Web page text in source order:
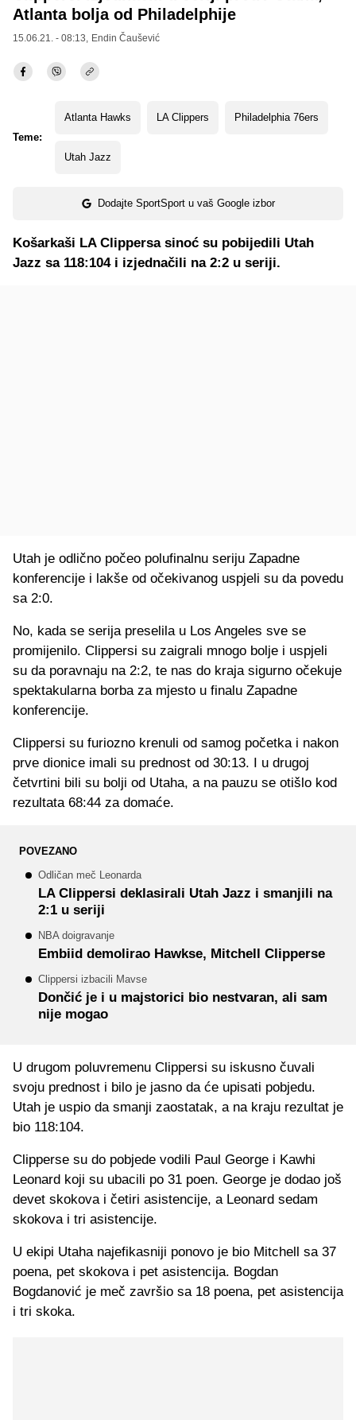
Atlanta bolja od Philadelphije
15.06.21. - 08:13, Endin Čaušević
Teme:
Atlanta Hawks LA Clippers Philadelphia 76ers
Utah Jazz
Dodajte SportSport u vaš Google izbor
Košarkaši LA Clippersa sinoć su pobijedili Utah
Jazz sa 118:104 i izjednačili na 2:2 u seriji.
Utah je odlično počeo polufinalnu seriju Zapadne
konferencije i lakše od očekivanog uspjeli su da povedu
sa 2:0.
No, kada se serija preselila u Los Angeles sve se
promijenilo. Clippersi su zaigrali mnogo bolje i uspjeli
su da poravnaju na 2:2, te nas do kraja sigurno očekuje
spektakularna borba za mjesto u finalu Zapadne
konferencije.
Clippersi su furiozno krenuli od samog početka i nakon
prve dionice imali su prednost od 30:13. I u drugoj
četvrtini bili su bolji od Utaha, a na pauzu se otišlo kod
rezultata 68:44 za domaće.
POVEZANO
Odličan meč Leonarda
LA Clippersi deklasirali Utah Jazz i smanjili na
2:1 u seriji
NBA doigravanje
Embiid demolirao Hawkse, Mitchell Clipperse
Clippersi izbacili Mavse
Dončić je i u majstorici bio nestvaran, ali sam
nije mogao
U drugom poluvremenu Clippersi su iskusno čuvali
svoju prednost i bilo je jasno da će upisati pobjedu.
Utah je uspio da smanji zaostatak, a na kraju rezultat je
bio 118:104.
Clipperse su do pobjede vodili Paul George i Kawhi
Leonard koji su ubacili po 31 poen. George je dodao još
devet skokova i četiri asistencije, a Leonard sedam
skokova i tri asistencije.
U ekipi Utaha najefikasniji ponovo je bio Mitchell sa 37
poena, pet skokova i pet asistencija. Bogdan
Bogdanović je meč završio sa 18 poena, pet asistencija
i tri skoka.